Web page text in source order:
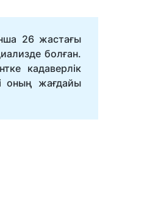
26 жастағы
болған.
кадаверлік
оның жағдайы